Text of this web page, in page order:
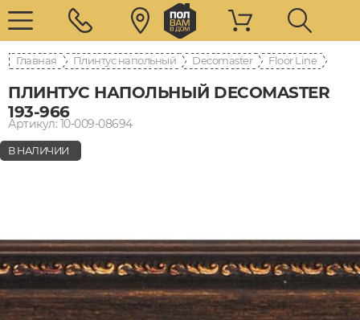
Главная Плинтус напольный Decomaster Floor Line
ПЛИНТУС НАПОЛЬНЫЙ DECOMASTER
193-966
Артикул: 10-009-08694
В НАЛИЧИИ